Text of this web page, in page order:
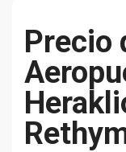
Precio